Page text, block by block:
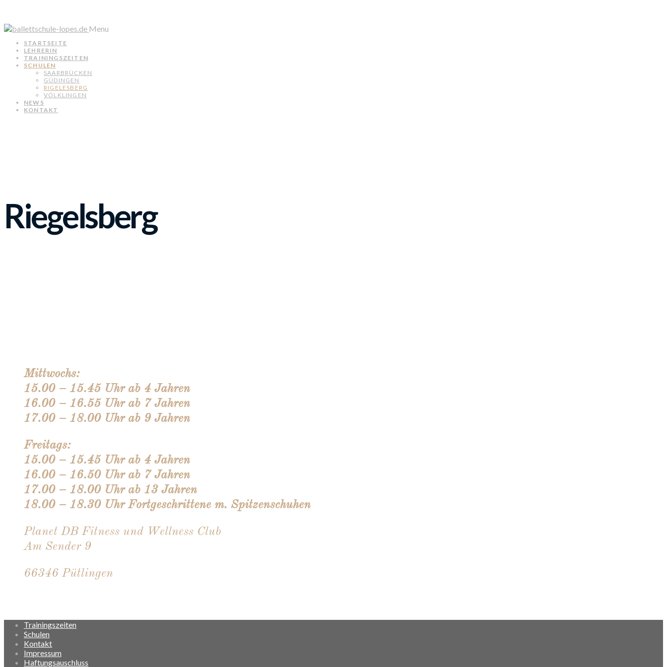
Menu
STARTSEITE
LEHRERIN
TRAININGSZEITEN
SCHULEN
SAARBRÜCKEN
GÜDINGEN
RIGELESBERG
VÖLKLINGEN
NEWS
KONTAKT
Riegelsberg
Mittwochs:
15.00 – 15.45 Uhr ab 4 Jahren
16.00 – 16.55 Uhr ab 7 Jahren
17.00 – 18.00 Uhr ab 9 Jahren
Freitags:
15.00 – 15.45 Uhr ab 4 Jahren
16.00 – 16.50 Uhr ab 7 Jahren
17.00 – 18.00 Uhr ab 13 Jahren
18.00 – 18.30 Uhr Fortgeschrittene m. Spitzenschuhen
Planet DB Fitness und Wellness Club
Am Sender 9
66346 Pütlingen
Trainingszeiten
Schulen
Kontakt
Impressum
Haftungsauschluss